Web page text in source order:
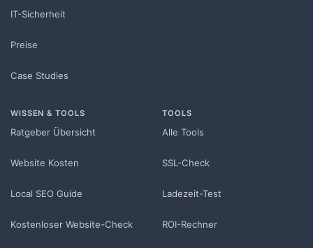
IT-Sicherheit
Preise
Case Studies
WISSEN & TOOLS
Ratgeber Übersicht
Website Kosten
Local SEO Guide
Kostenloser Website-Check
TOOLS
Alle Tools
SSL-Check
Ladezeit-Test
ROI-Rechner